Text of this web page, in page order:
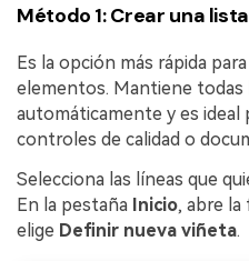
Método 1: Crear una
Es la opción más rápida
elementos. Mantiene todas
automáticamente y es ideal
controles de calidad o
Selecciona las líneas que
En la pestaña Inicio, abre
elige Definir nueva viñeta.